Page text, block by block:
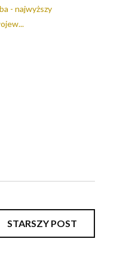
- najwyższy
STARSZY POST